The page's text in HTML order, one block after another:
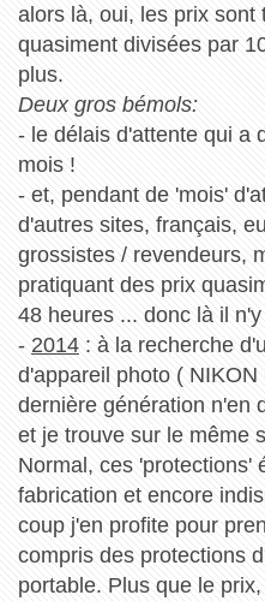
alors là, oui, les prix sont
quasiment divisées par
plus.
Deux gros bémols:
- le délais d'attente qui a
mois !
- et, pendant de 'mois'
d'autres sites, français,
grossistes / revendeurs,
pratiquant des prix
48 heures ... donc là il
- 2014: à la recherche
d'appareil photo (
dernière génération n'en
et je trouve sur le même
Normal, ces 'protections'
fabrication et encore
coup j'en profite pour
compris des protections
portable. Plus que le